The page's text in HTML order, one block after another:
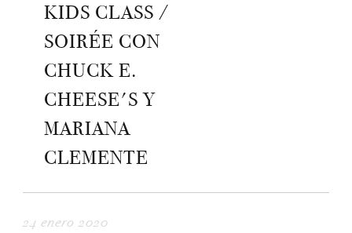
KIDS CLASS /
SOIRÉE CON
CHUCK E.
CHEESE'S Y
MARIANA
CLEMENTE
24 enero 2020